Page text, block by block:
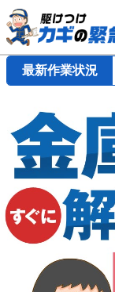
最新作業状況只今